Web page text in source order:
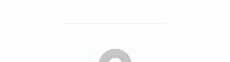
POST AUTHOR